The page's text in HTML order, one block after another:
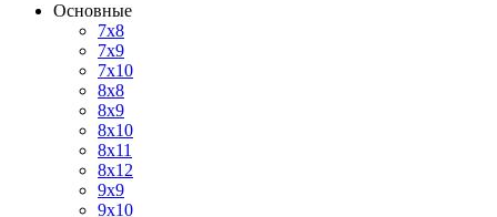
Основные
7х8
7х9
7х10
8х8
8х9
8х10
8х11
8х12
9х9
9х10